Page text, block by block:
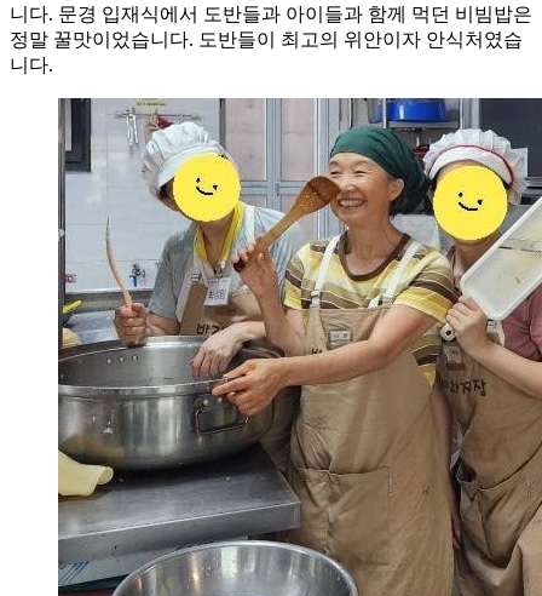
니다. 문경 입재식에서 도반들과 아이들과 함께 먹던 비빔밥은
정말 꿀맛이었습니다. 도반들이 최고의 위안이자 안식처였습
니다.